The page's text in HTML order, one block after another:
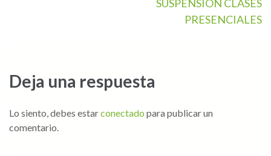
SUSPENSIÓN CLASES
PRESENCIALES
Deja una respuesta
Lo siento, debes estarconectado para publicar un
comentario.